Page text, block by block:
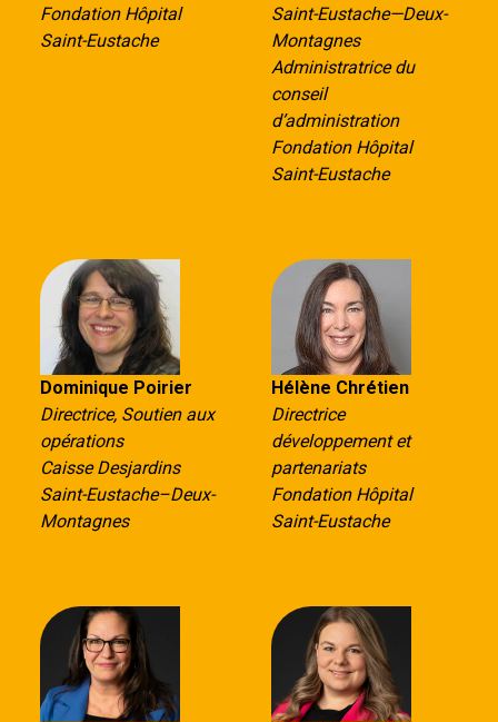
Fondation Hôpital
Saint-Eustache
Saint-Eustache—Deux-
Montagnes
Administratrice du
conseil
d’administration
Fondation Hôpital
Saint-Eustache
Dominique Poirier
Directrice, Soutien aux
opérations
Caisse Desjardins
Saint-Eustache–Deux-
Montagnes
Hélène Chrétien
Directrice
développement et
partenariats
Fondation Hôpital
Saint-Eustache